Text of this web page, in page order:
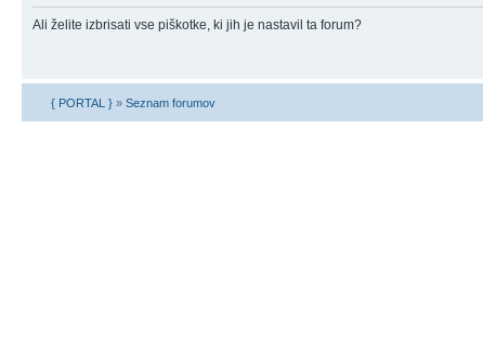
Ali želite izbrisati vse piškotke, ki jih je nastavil ta forum?
{ PORTAL } » Seznam forumov